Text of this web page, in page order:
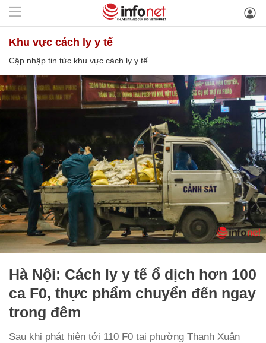
khu vực cách ly y tế
Cập nhập tin tức khu vực cách ly y tế
Hà Nội: Cách ly y tế ổ dịch hơn 100
ca F0, thực phẩm chuyển đến ngay
trong đêm
Sau khi phát hiện tới 110 F0 tại phường Thanh Xuân